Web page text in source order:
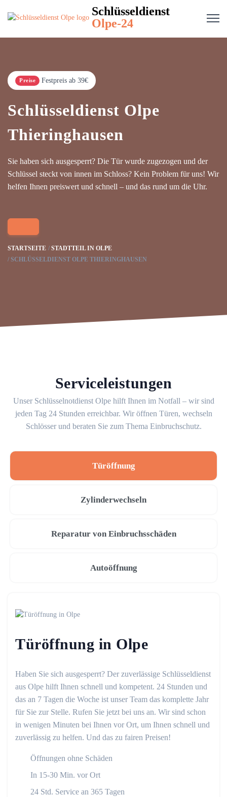
Schlüsseldienst
Olpe-24
Preise Festpreis ab 39€
Schlüsseldienst Olpe
Thieringhausen
Sie haben sich ausgesperrt? Die Tür wurde zugezogen und der
Schlüssel steckt von innen im Schloss? Kein Problem für uns! Wir
helfen Ihnen preiswert und schnell – und das rund um die Uhr.
STARTSEITE
STADTTEIL IN OLPE
SCHLÜSSELDIENST OLPE THIERINGHAUSEN
Serviceleistungen
Unser Schlüsselnotdienst Olpe hilft Ihnen im Notfall – wir sind
jeden Tag 24 Stunden erreichbar. Wir öffnen Türen, wechseln
Schlösser und beraten Sie zum Thema Einbruchschutz.
Türöffnung
Zylinderwechseln
Reparatur von Einbruchsschäden
Autoöffnung
Türöffnung in Olpe
Haben Sie sich ausgesperrt? Der zuverlässige Schlüsseldienst
aus Olpe hilft Ihnen schnell und kompetent. 24 Stunden und
das an 7 Tagen die Woche ist unser Team das komplette Jahr
für Sie zur Stelle. Rufen Sie jetzt bei uns an. Wir sind schon
in wenigen Minuten bei Ihnen vor Ort, um Ihnen schnell und
zuverlässig zu helfen. Und das zu fairen Preisen!
Öffnungen ohne Schäden
In 15-30 Min. vor Ort
24 Std. Service an 365 Tagen